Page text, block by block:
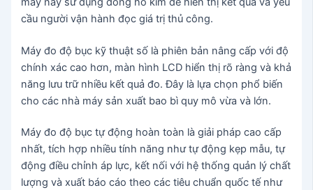
cầu người vận hành đọc giá trị thủ công.
Máy đo độ bục kỹ thuật số là phiên bản nâng cấp với độ
chính xác cao hơn, màn hình LCD hiển thị rõ ràng và khả
năng lưu trữ nhiều kết quả đo. Đây là lựa chọn phổ biến
cho các nhà máy sản xuất bao bì quy mô vừa và lớn.
Máy đo độ bục tự động hoàn toàn là giải pháp cao cấp
nhất, tích hợp nhiều tính năng như tự động kẹp mẫu, tự
động điều chỉnh áp lực, kết nối với hệ thống quản lý chất
lượng và xuất báo cáo theo các tiêu chuẩn quốc tế như